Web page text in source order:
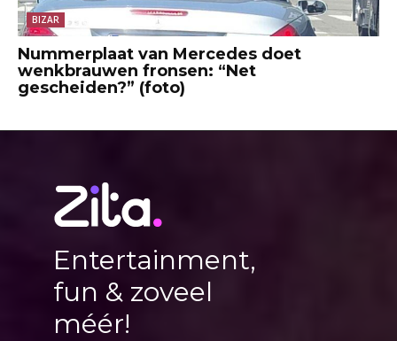
BIZAR
Nummerplaat van Mercedes doet
wenkbrauwen fronsen: “Net
gescheiden?” (foto)
Entertainment,
fun & zoveel
méér!